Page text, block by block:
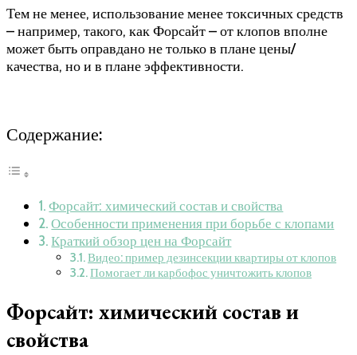
Тем не менее, использование менее токсичных средств
– например, такого, как Форсайт – от клопов вполне
может быть оправдано не только в плане цены/
качества, но и в плане эффективности.
Содержание:
Форсайт: химический состав и свойства
Особенности применения при борьбе с клопами
Краткий обзор цен на Форсайт
Видео: пример дезинсекции квартиры от клопов
Помогает ли карбофос уничтожить клопов
Форсайт: химический состав и
свойства